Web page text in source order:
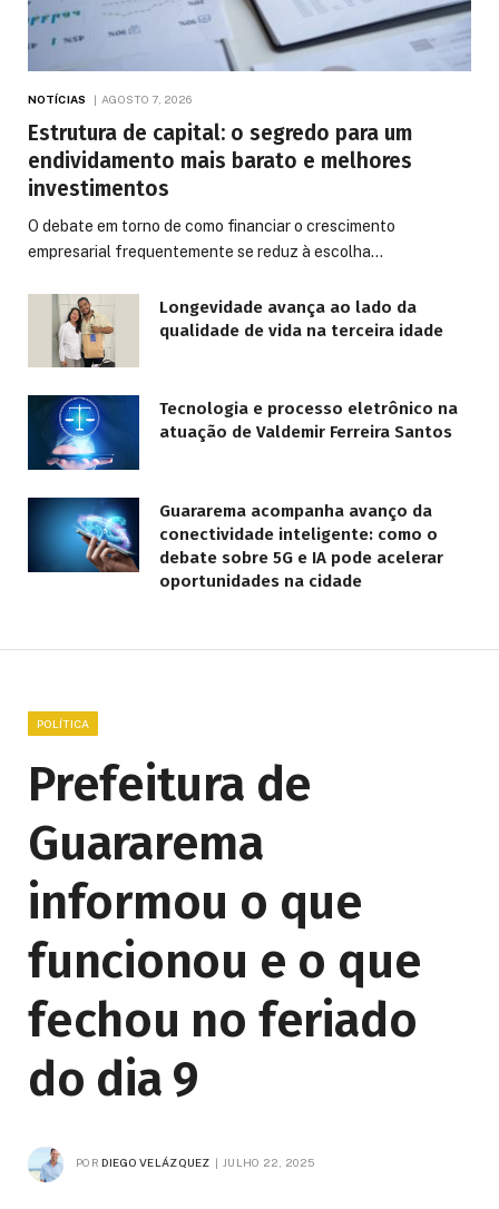
NOTÍCIAS AGOSTO 7, 2026
Estrutura de capital: o segredo para um
endividamento mais barato e melhores
investimentos
O debate em torno de como financiar o crescimento
empresarial frequentemente se reduz à escolha…
Longevidade avança ao lado da
qualidade de vida na terceira idade
Tecnologia e processo eletrônico na
atuação de Valdemir Ferreira Santos
Guararema acompanha avanço da
conectividade inteligente: como o
debate sobre 5G e IA pode acelerar
oportunidades na cidade
POLÍTICA
Prefeitura de
Guararema
informou o que
funcionou e o que
fechou no feriado
do dia 9
POR DIEGO VELÁZQUEZ JULHO 22, 2025